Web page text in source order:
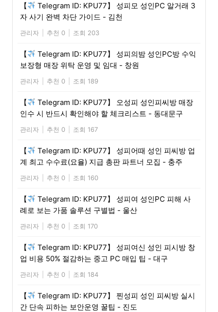
【
Telegram ID: KPU77】 성피모 성인PC 알거래 3
자 사기 완벽 차단 가이드 - 김천
관리자 추천 0 조회 203
【
Telegram ID: KPU77】 성피의밤 성인PC방 수익
보장형 매장 위탁 운영 및 임대 - 창원
관리자 추천 0 조회 189
【
Telegram ID: KPU77】 오성피 성인피씨방 매장
인수 시 반드시 확인해야 할 체크리스트 - 동대문구
관리자 추천 0 조회 167
【
Telegram ID: KPU77】 성피어때 성인 피씨방 업
계 최고 수수료(요율) 지급 총판 파트너 모집 - 충주
관리자 추천 0 조회 160
【
Telegram ID: KPU77】 성피여 성인PC 피해 사
례로 보는 가품 솔루션 구별법 - 울산
관리자 추천 0 조회 170
【
Telegram ID: KPU77】 성피여신 성인 피시방 창
업 비용 50% 절감하는 중고 PC 매입 팁 - 대구
관리자 추천 0 조회 184
【
Telegram ID: KPU77】 찐성피 성인 피씨방 실시
간 단속 피하는 보안운영 꿀팁 - 진도